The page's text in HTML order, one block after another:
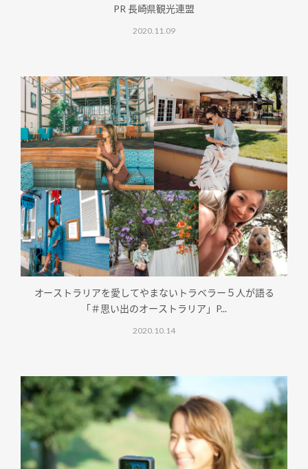
PR 長崎県観光連盟
2020.11.09
オーストラリアを愛してやまないトラベラー５人が語る
「＃思い出のオーストラリア」P...
2020.10.14